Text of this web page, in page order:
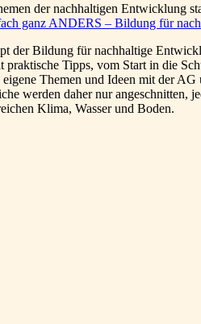
der nachhaltigen
ganz ANDERS – Bildung für
der Bildung für nachhaltige
Tipps, vom Start in die
Themen und Ideen mit der
werden daher nur
Klima, Wasser und Boden.